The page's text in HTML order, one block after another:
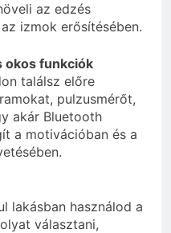
az edzés
izmok erősítésében.
okos funkciók
találsz előre
pulzusmérőt,
akár Bluetooth
a motivációban és a
lakásban használod a
választani,